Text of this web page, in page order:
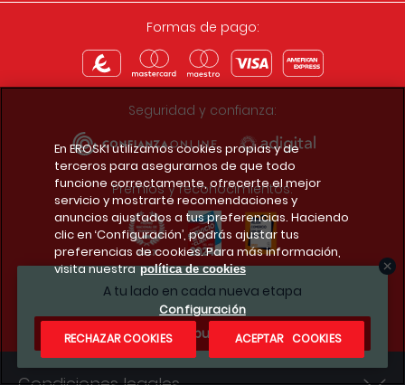
A tu lado en cada nueva etapa
¿Te apuntas?
Formas de pago:
Seguridad y confianza:
Premios y reconocimientos:
Descarga la app del club
En EROSKI utilizamos cookies propias y de
terceros para asegurarnos de que todo
funcione correctamente, ofrecerte el mejor
servicio y mostrarte recomendaciones y
anuncios ajustados a tus preferencias. Haciendo
clic en ‘Configuración’, podrás ajustar tus
preferencias de cookies. Para más información,
visita nuestra política de cookies
Configuración
RECHAZAR COOKIES
ACEPTAR COOKIES